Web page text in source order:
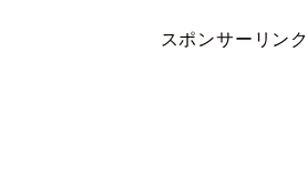
スポンサーリンク